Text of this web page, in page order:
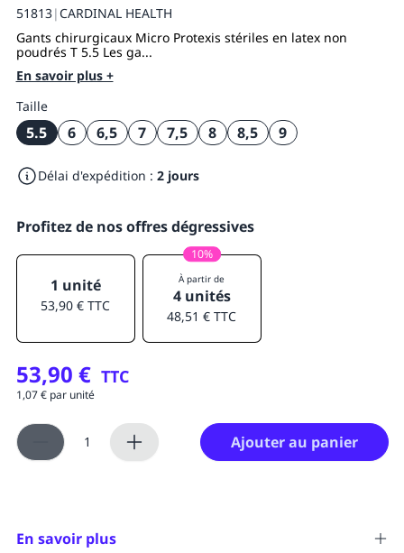
51813|CARDINAL HEALTH
Gants chirurgicaux Micro Protexis stériles en latex non
poudrés T 5.5 Les ga...
En savoir plus +
Taille
5.5 6 6,5 7 7,5 8 8,5 9
Délai d'expédition : 2 jours
Profitez de nos offres dégressives
1 unité
53,90 € TTC
10%
À partir de
4 unités
48,51 € TTC
53,90 € TTC
1,07 € par unité
Ajouter au panier
En savoir plus